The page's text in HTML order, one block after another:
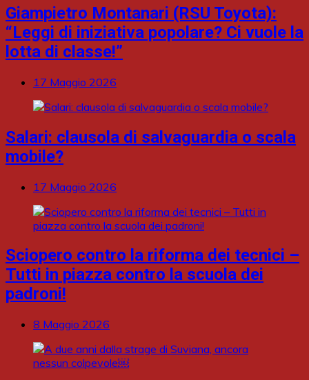
Giampietro Montanari (RSU Toyota):
“Leggi di iniziativa popolare? Ci vuole la
lotta di classe!”
17 Maggio 2026
Salari: clausola di salvaguardia o scala
mobile?
17 Maggio 2026
Sciopero contro la riforma dei tecnici –
Tutti in piazza contro la scuola dei
padroni!
8 Maggio 2026